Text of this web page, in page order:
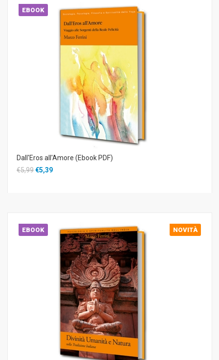
EBOOK
Dall'Eros all'Amore (Ebook PDF)
€5,99€5,39
EBOOK NOVITÀ